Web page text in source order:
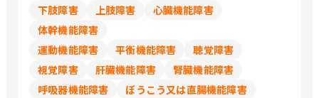
下肢障害
上肢障害
心臓機能障害
体幹機能障害
運動機能障害
平衡機能障害
聴覚障害
視覚障害
肝臓機能障害
腎臓機能障害
呼吸器機能障害
ぼうこう又は直腸機能障害